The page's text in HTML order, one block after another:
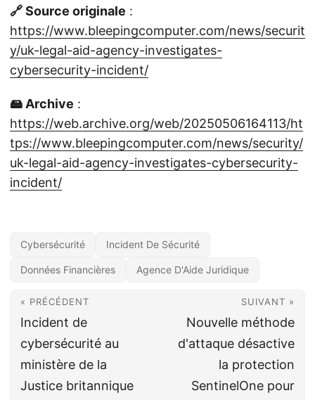
🔗 Source originale :
https://www.bleepingcomputer.com/news/securit
y/uk-legal-aid-agency-investigates-
cybersecurity-incident/
🖴 Archive :
https://web.archive.org/web/20250506164113/ht
tps://www.bleepingcomputer.com/news/security/
uk-legal-aid-agency-investigates-cybersecurity-
incident/
Cybersécurité Incident De Sécurité
Données Financières Agence D'Aide Juridique
« PRÉCÉDENT
Incident de
cybersécurité au
ministère de la
Justice britannique
SUIVANT »
Nouvelle méthode
d'attaque désactive
la protection
SentinelOne pour